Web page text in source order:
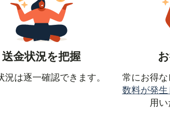
送金状況を把握
況は逐一確認できます。 常にお得な
数料が発生
用い